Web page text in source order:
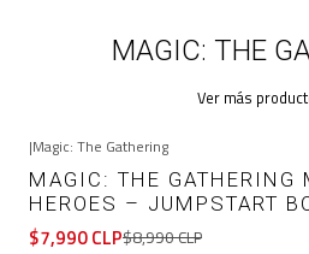
MAGIC: THE
Ver más
|Magic: The Gathering
MAGIC: THE GATHERING
HEROES – JUMPSTART
$7,990 CLP$8,990 CLP